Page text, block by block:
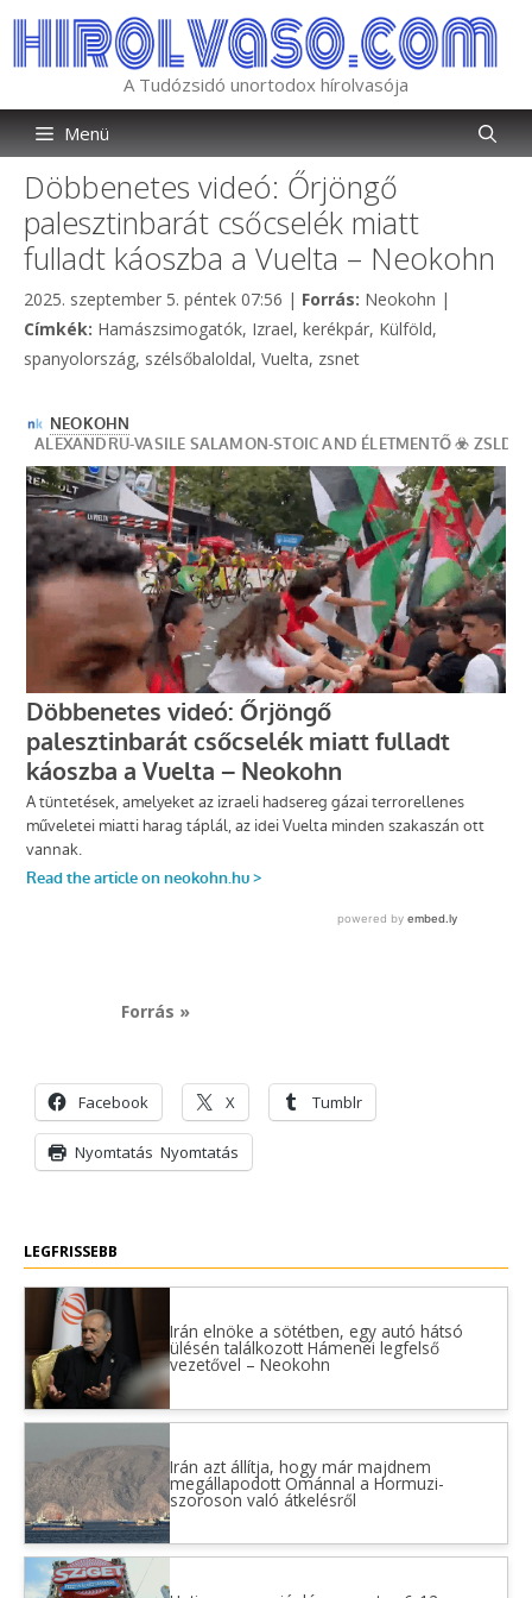
tartalomba
A Tudózsidó unortodox hírolvasója
Menü
Döbbenetes videó: Őrjöngő
palesztinbarát csőcselék miatt
fulladt káoszba a Vuelta – Neokohn
2025. szeptember 5. péntek 07:56 | Forrás: Kategória
Neokohn |
Címkék: Címkék
Hamászsimogatók, Izrael, kerékpár, Külföld,
spanyolország, szélsőbaloldal, Vuelta, zsnet
Forrás »
Facebook X Tumblr
Nyomtatás Nyomtatás
LEGFRISSEBB
Irán elnöke a sötétben, egy autó hátsó
ülésén találkozott Hámenei legfelső
vezetővel – Neokohn
Irán azt állítja, hogy már majdnem
megállapodott Ománnal a Hormuzi-
szoroson való átkelésről